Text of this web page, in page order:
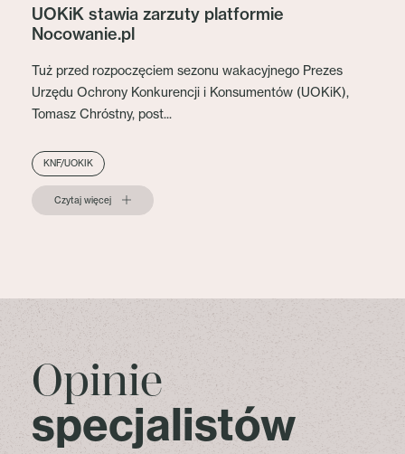
UOKiK stawia zarzuty platformie
Nocowanie.pl
Tuż przed rozpoczęciem sezonu wakacyjnego Prezes
Urzędu Ochrony Konkurencji i Konsumentów (UOKiK),
Tomasz Chróstny, post...
KNF/UOKIK
Czytaj więcej
Opinie
specjalistów